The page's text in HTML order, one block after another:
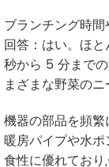
ブランチング時
回答：はい。ほ
秒から 5 分まで
まざまな野菜の
機器の部品を頻
暖房パイプや水
食性に優れてお